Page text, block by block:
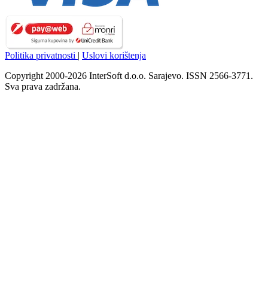
Politika privatnosti | Uslovi korištenja
Copyright 2000-2026 InterSoft d.o.o. Sarajevo. ISSN 2566-3771.
Sva prava zadržana.